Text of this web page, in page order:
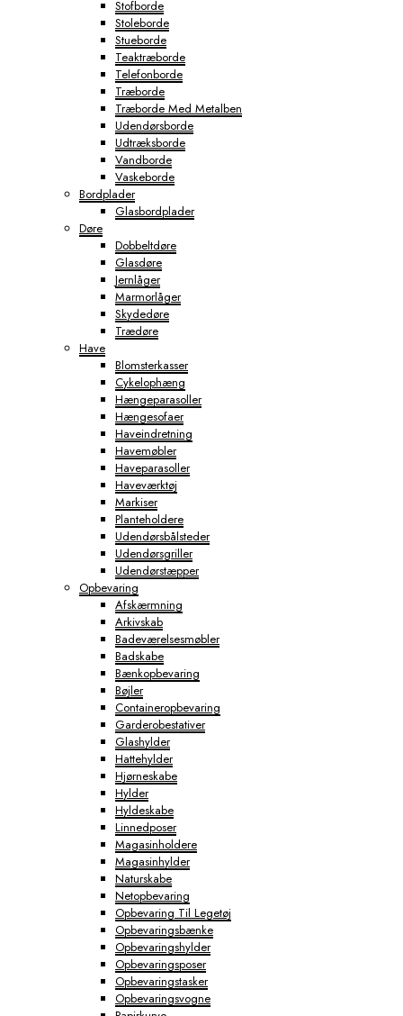
Stofborde
Stoleborde
Stueborde
Teaktræborde
Telefonborde
Træborde
Træborde Med Metalben
Udendørsborde
Udtræksborde
Vandborde
Vaskeborde
Bordplader
Glasbordplader
Døre
Dobbeltdøre
Glasdøre
Jernlåger
Marmorlåger
Skydedøre
Trædøre
Have
Blomsterkasser
Cykelophæng
Hængeparasoller
Hængesofaer
Haveindretning
Havemøbler
Haveparasoller
Haveværktøj
Markiser
Planteholdere
Udendørsbålsteder
Udendørsgriller
Udendørstæpper
Opbevaring
Afskærmning
Arkivskab
Badeværelsesmøbler
Badskabe
Bænkopbevaring
Bøjler
Containeropbevaring
Garderobestativer
Glashylder
Hattehylder
Hjørneskabe
Hylder
Hyldeskabe
Linnedposer
Magasinholdere
Magasinhylder
Naturskabe
Netopbevaring
Opbevaring Til Legetøj
Opbevaringsbænke
Opbevaringshylder
Opbevaringsposer
Opbevaringstasker
Opbevaringsvogne